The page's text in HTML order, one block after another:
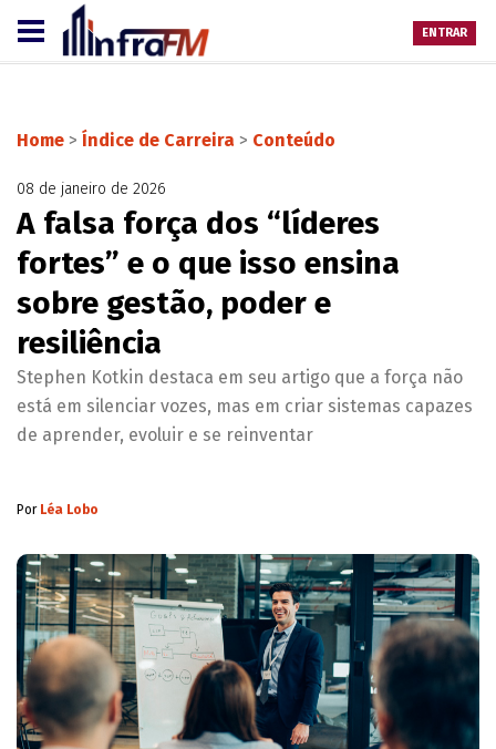
ENTRAR
Home > Índice de Carreira > Conteúdo
08 de janeiro de 2026
A falsa força dos “líderes
fortes” e o que isso ensina
sobre gestão, poder e
resiliência
Stephen Kotkin destaca em seu artigo que a força não
está em silenciar vozes, mas em criar sistemas capazes
de aprender, evoluir e se reinventar
Por Léa Lobo